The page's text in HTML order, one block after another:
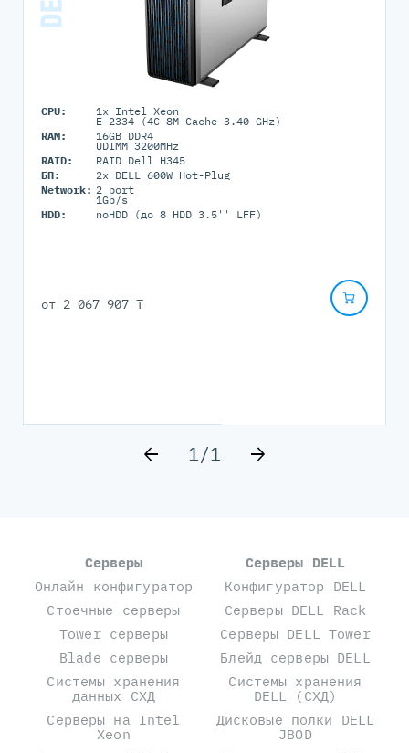
CPU: 1x Intel Xeon
E-2334 (4C 8M Cache 3.40 GHz)
RAM:
16GB DDR4
UDIMM 3200MHz
RAID:
RAID Dell H345
БП:
2x DELL 600W Hot-Plug
Network: 2 port
1Gb/s
HDD:
noHDD (до 8 HDD 3.5'' LFF)
от 2 067 907 ₸
1/1
Серверы
Онлайн конфигуратор
Стоечные серверы
Tower серверы
Blade серверы
Системы хранения
данных СХД
Серверы на Intel
Xeon
Серверы DELL
Конфигуратор DELL
Серверы DELL Rack
Серверы DELL Tower
Блейд серверы DELL
Системы хранения
DELL (СХД)
Дисковые полки DELL
JBOD